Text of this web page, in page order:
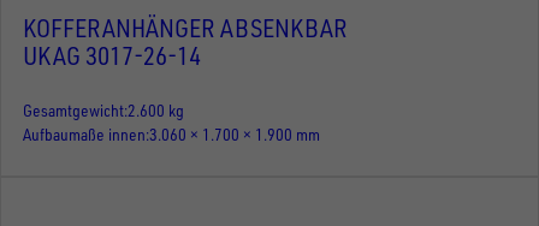
KOFFERANHÄNGER ABSENKBAR
UKAG 3017-26-14
Gesamtgewicht 2.600 kg
Aufbaumaße innen 3.060 × 1.700 × 1.900 mm